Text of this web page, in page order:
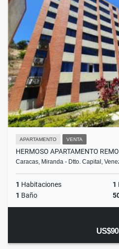
APARTAMENTO VENTA
HERMOSO APARTAMENTO
Caracas, Miranda - Dtto. Capital,
1 Habitaciones 1
1 Baño